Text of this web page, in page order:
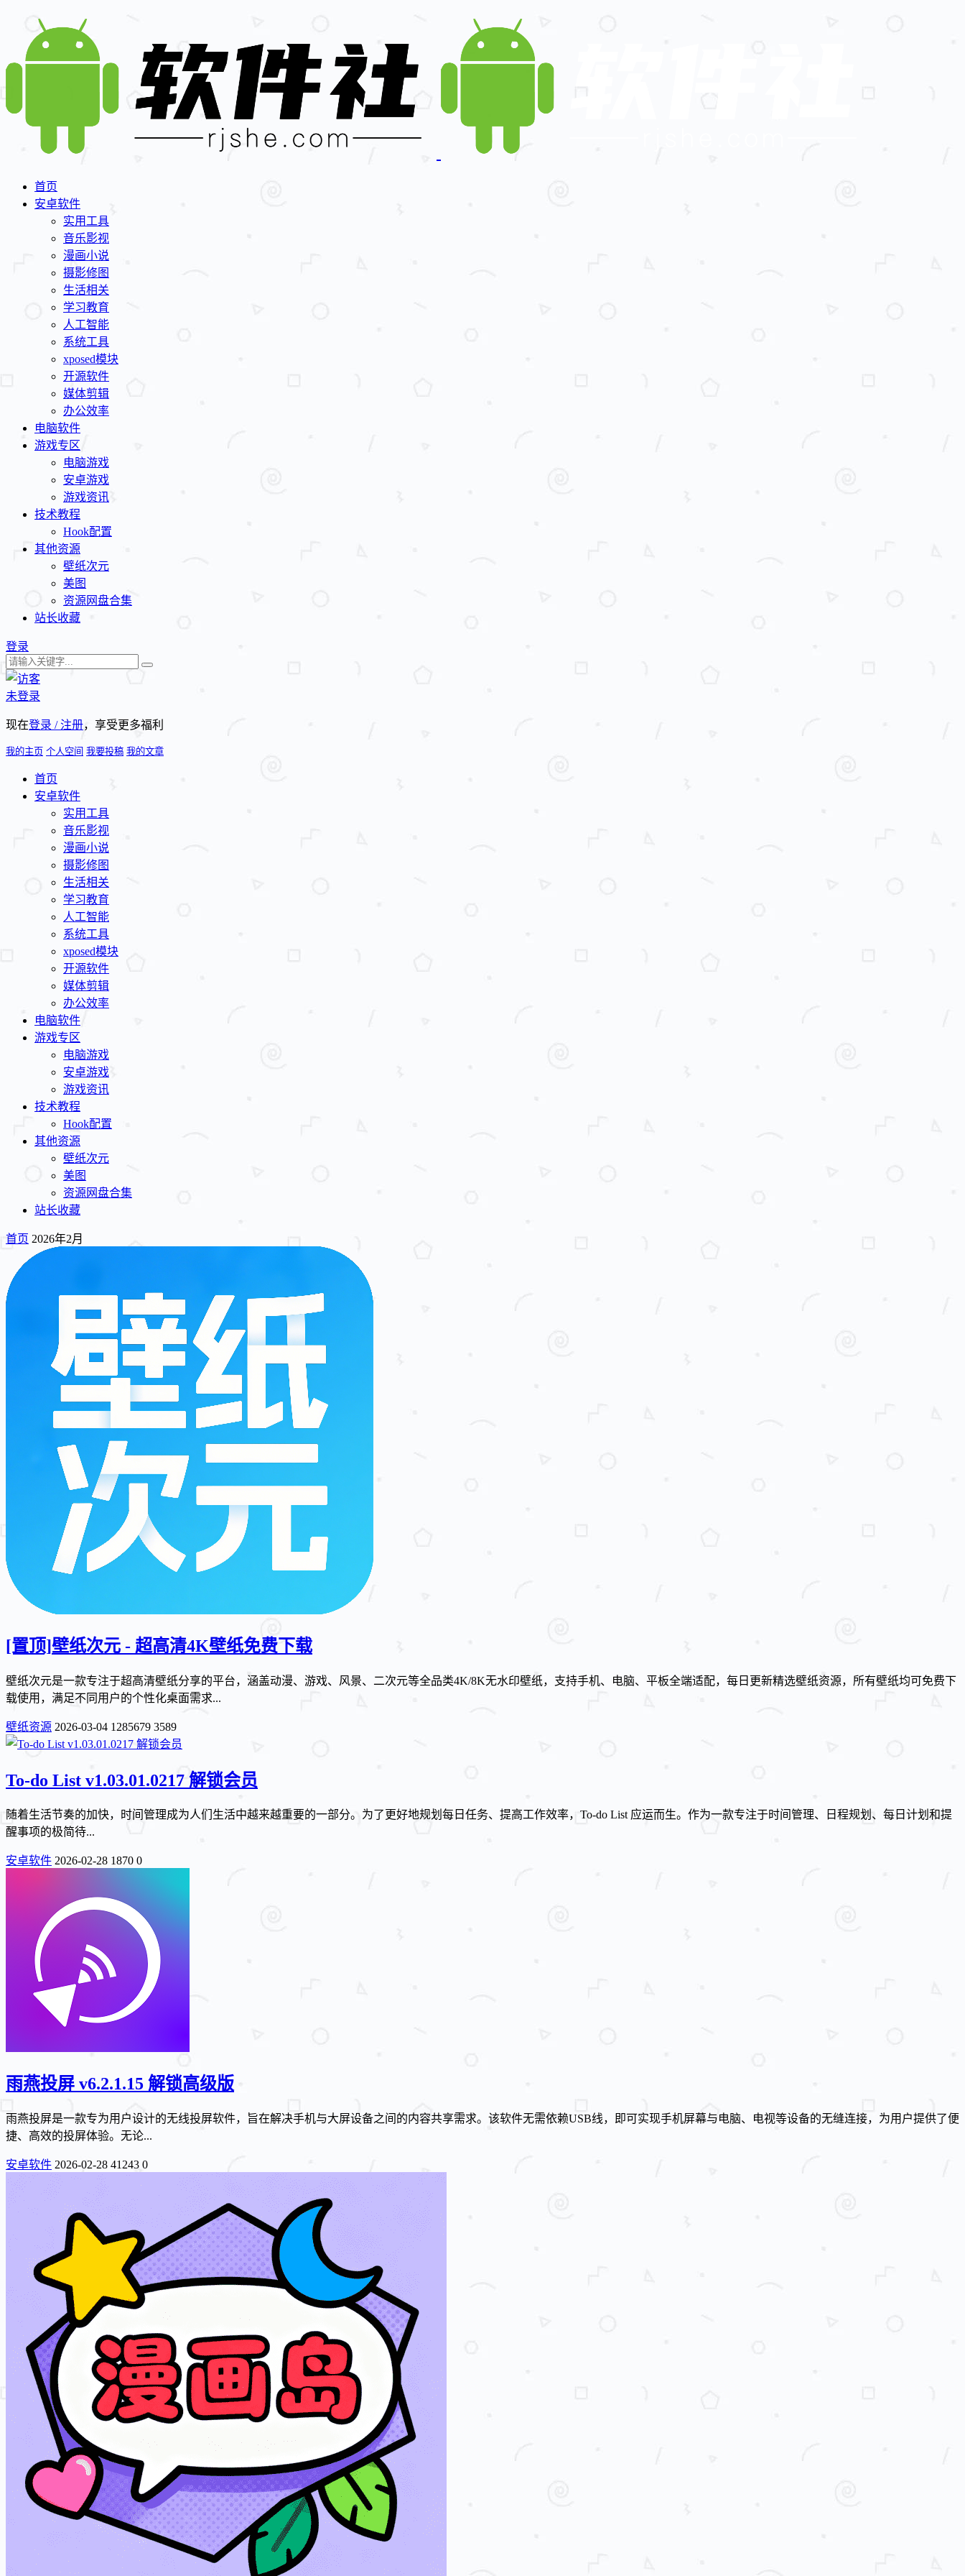
首页
安卓软件
实用工具
音乐影视
漫画小说
摄影修图
生活相关
学习教育
人工智能
系统工具
xposed模块
开源软件
媒体剪辑
办公效率
电脑软件
游戏专区
电脑游戏
安卓游戏
游戏资讯
技术教程
Hook配置
其他资源
壁纸次元
美图
资源网盘合集
站长收藏
登录
未登录
现在登录 / 注册，享受更多福利
我的主页 个人空间 我要投稿 我的文章
首页
安卓软件
实用工具
音乐影视
漫画小说
摄影修图
生活相关
学习教育
人工智能
系统工具
xposed模块
开源软件
媒体剪辑
办公效率
电脑软件
游戏专区
电脑游戏
安卓游戏
游戏资讯
技术教程
Hook配置
其他资源
壁纸次元
美图
资源网盘合集
站长收藏
首页 2026年2月
[置顶]壁纸次元 - 超高清4K壁纸免费下载
壁纸次元是一款专注于超高清壁纸分享的平台，涵盖动漫、游戏、风景、二次元等全品类4K/8K无水印壁纸，支持手机、电脑、平板全端适配，每日更新精选壁纸资源，所有壁纸均可免费下
载使用，满足不同用户的个性化桌面需求...
壁纸资源 2026-03-04 1285679 3589
To-do List v1.03.01.0217 解锁会员
随着生活节奏的加快，时间管理成为人们生活中越来越重要的一部分。为了更好地规划每日任务、提高工作效率，To-do List 应运而生。作为一款专注于时间管理、日程规划、每日计划和提
醒事项的极简待...
安卓软件 2026-02-28 1870 0
雨燕投屏 v6.2.1.15 解锁高级版
雨燕投屏是一款专为用户设计的无线投屏软件，旨在解决手机与大屏设备之间的内容共享需求。该软件无需依赖USB线，即可实现手机屏幕与电脑、电视等设备的无缝连接，为用户提供了便
捷、高效的投屏体验。无论...
安卓软件 2026-02-28 41243 0